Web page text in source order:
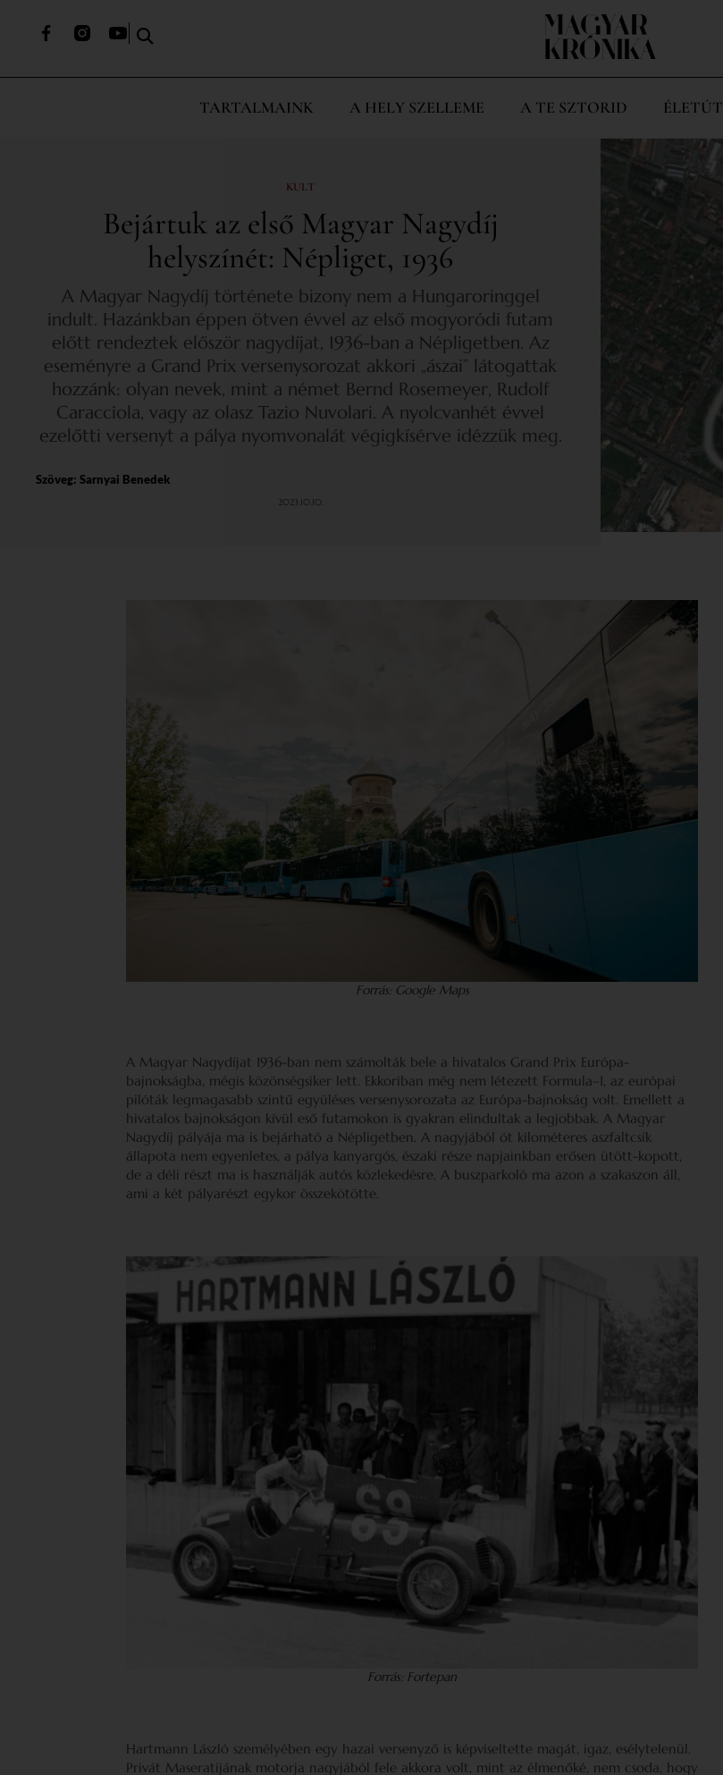
TARTALMAINK A HELY SZELLEME A TE SZTORID ÉLETÚT
KULT
Bejártuk az első Magyar Nagydíj
helyszínét: Népliget, 1936
A Magyar Nagydíj története bizony nem a Hungaroringgel
indult. Hazánkban éppen ötven évvel az első mogyoródi futam
előtt rendeztek először nagydíjat, 1936-ban a Népligetben. Az
eseményre a Grand Prix versenysorozat akkori „ászai” látogattak
hozzánk: olyan nevek, mint a német Bernd Rosemeyer, Rudolf
Caracciola, vagy az olasz Tazio Nuvolari. A nyolcvanhét évvel
ezelőtti versenyt a pálya nyomvonalát végigkísérve idézzük meg.
Szöveg: Sarnyai Benedek
2023.10.10.
Forrás: Google Maps
A Magyar Nagydíjat 1936-ban nem számolták bele a hivatalos Grand Prix Európa-
bajnokságba, mégis közönségsiker lett. Ekkoriban még nem létezett Formula–1, az európai
pilóták legmagasabb szintű együléses versenysorozata az Európa-bajnokság volt. Emellett a
hivatalos bajnokságon kívül eső futamokon is gyakran elindultak a legjobbak. A Magyar
Nagydíj pályája ma is bejárható a Népligetben. A nagyjából öt kilométeres aszfaltcsík
állapota nem egyenletes, a pálya kanyargós, északi része napjainkban erősen ütött-kopott,
de a déli részt ma is használják autós közlekedésre. A buszparkoló ma azon a szakaszon áll,
ami a két pályarészt egykor összekötötte.
Forrás: Fortepan
Hartmann László személyében egy hazai versenyző is képviseltette magát, igaz, esélytelenül.
Privát Maseratijának motorja nagyjából fele akkora volt, mint az élmenőké, nem csoda, hogy